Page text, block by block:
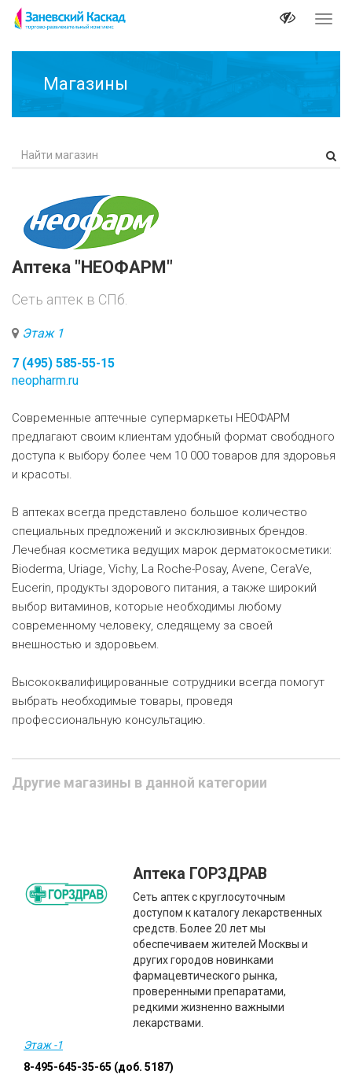
Магазины
Аптека "НЕОФАРМ"
Сеть аптек в СПб.
Этаж 1
7 (495) 585-55-15
neopharm.ru
Современные аптечные супермаркеты НЕОФАРМ
предлагают своим клиентам удобный формат свободного
доступа к выбору более чем 10 000 товаров для здоровья
и красоты.
В аптеках всегда представлено большое количество
специальных предложений и эксклюзивных брендов.
Лечебная косметика ведущих марок дерматокосметики:
Bioderma, Uriage, Vichy, La Roche-Posay, Avene, CeraVe,
Eucerin, продукты здорового питания, а также широкий
выбор витаминов, которые необходимы любому
современному человеку, следящему за своей
внешностью и здоровьем.
Высококвалифицированные сотрудники всегда помогут
выбрать необходимые товары, проведя
профессиональную консультацию.
Другие магазины в данной категории
Аптека ГОРЗДРАВ
Сеть аптек с круглосуточным
доступом к каталогу лекарственных
средств. Более 20 лет мы
обеспечиваем жителей Москвы и
других городов новинками
фармацевтического рынка,
проверенными препаратами,
редкими жизненно важными
лекарствами.
Этаж -1
8-495-645-35-65 (доб. 5187)